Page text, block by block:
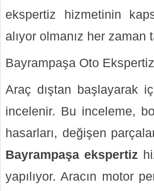
ekspertiz hizmetinin
alıyor olmanız her
Bayrampaşa Oto
Araç dıştan başlayarak
incelenir. Bu inceleme,
hasarları, değişen
Bayrampaşa ekspertiz
yapılıyor. Aracın motor